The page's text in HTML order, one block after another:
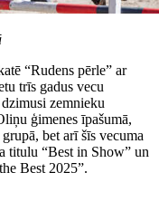
“Rudens pērle” ar
trīs gadus vecu
zemnieku
ģimenes īpašumā,
bet arī šīs vecuma
titulu “Best in Show” un
Best 2025”.